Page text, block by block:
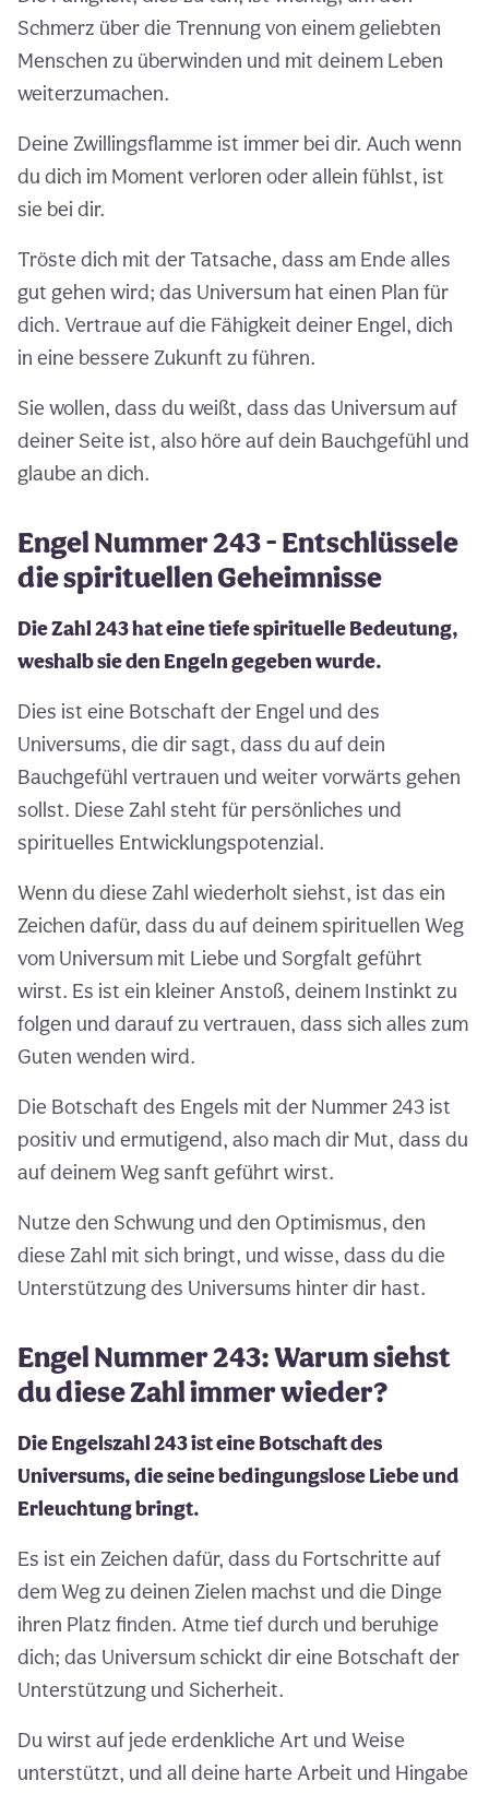
Schmerz über die Trennung von einem geliebten
Menschen zu überwinden und mit deinem Leben
weiterzumachen.
Deine Zwillingsflamme ist immer bei dir. Auch wenn
du dich im Moment verloren oder allein fühlst, ist
sie bei dir.
Tröste dich mit der Tatsache, dass am Ende alles
gut gehen wird; das Universum hat einen Plan für
dich. Vertraue auf die Fähigkeit deiner Engel, dich
in eine bessere Zukunft zu führen.
Sie wollen, dass du weißt, dass das Universum auf
deiner Seite ist, also höre auf dein Bauchgefühl und
glaube an dich.
Engel Nummer 243 - Entschlüssele
die spirituellen Geheimnisse
Die Zahl 243 hat eine tiefe spirituelle Bedeutung,
weshalb sie den Engeln gegeben wurde.
Dies ist eine Botschaft der Engel und des
Universums, die dir sagt, dass du auf dein
Bauchgefühl vertrauen und weiter vorwärts gehen
sollst. Diese Zahl steht für persönliches und
spirituelles Entwicklungspotenzial.
Wenn du diese Zahl wiederholt siehst, ist das ein
Zeichen dafür, dass du auf deinem spirituellen Weg
vom Universum mit Liebe und Sorgfalt geführt
wirst. Es ist ein kleiner Anstoß, deinem Instinkt zu
folgen und darauf zu vertrauen, dass sich alles zum
Guten wenden wird.
Die Botschaft des Engels mit der Nummer 243 ist
positiv und ermutigend, also mach dir Mut, dass du
auf deinem Weg sanft geführt wirst.
Nutze den Schwung und den Optimismus, den
diese Zahl mit sich bringt, und wisse, dass du die
Unterstützung des Universums hinter dir hast.
Engel Nummer 243: Warum siehst
du diese Zahl immer wieder?
Die Engelszahl 243 ist eine Botschaft des
Universums, die seine bedingungslose Liebe und
Erleuchtung bringt.
Es ist ein Zeichen dafür, dass du Fortschritte auf
dem Weg zu deinen Zielen machst und die Dinge
ihren Platz finden. Atme tief durch und beruhige
dich; das Universum schickt dir eine Botschaft der
Unterstützung und Sicherheit.
Du wirst auf jede erdenkliche Art und Weise
unterstützt, und all deine harte Arbeit und Hingabe